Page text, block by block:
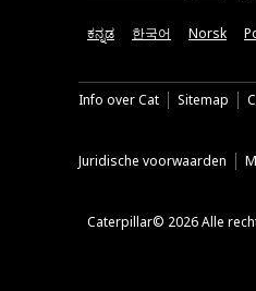
ಕನ್ನಡ 한국어 Norsk
Info over Cat Sitemap
Juridische voorwaarden
Caterpillar© 2026 Alle